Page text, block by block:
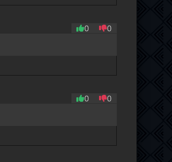
0
0
0
0